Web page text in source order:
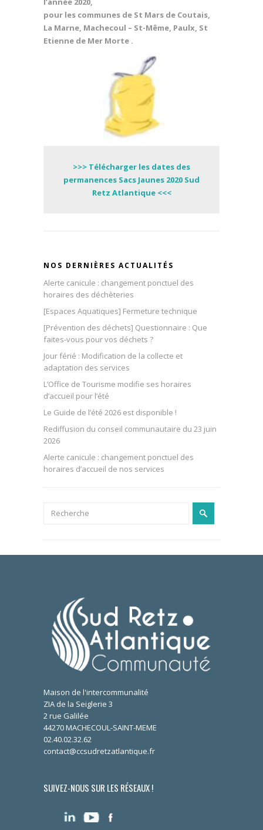
pour les communes de St Mars de Coutais,
La Marne, Machecoul – St-Même, Paulx, St
Etienne de Mer Morte .
>>> Télécharger les dates des
permanences Sacs Jaunes 2020 Sud
Retz Atlantique <<<
NOS DERNIÈRES ACTUALITÉS
Alerte canicule : changement ponctuel des
horaires des déchèteries
[Espaces Aquatiques] Fermeture technique
[Prévention des déchets] Questionnaire : Que
faites-vous pour vos déchets ?
Jour férié : Modification de la collecte et
adaptation des services
L’Office de Tourisme modifie ses horaires
d’accueil pour l’été
Le Guide de l’été 2026 est disponible !
Rediffusion du conseil communautaire du 23 juin
2026
Alerte canicule : changement ponctuel des
horaires d’accueil de nos services
Maison de l'intercommunalité
ZIA de la Seiglerie 3
2 rue Galilée
44270 MACHECOUL-SAINT-MEME
02.40.02.32.62
contact@ccsudretzatlantique.fr
SUIVEZ-NOUS SUR LES RÉSEAUX !